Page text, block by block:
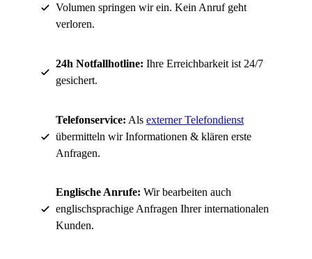
Volumen springen wir ein. Kein Anruf geht
verloren.
24h Notfallhotline: Ihre Erreichbarkeit ist 24/7
gesichert.
Telefonservice: Als externer Telefondienst
übermitteln wir Informationen & klären erste
Anfragen.
Englische Anrufe: Wir bearbeiten auch
englischsprachige Anfragen Ihrer internationalen
Kunden.